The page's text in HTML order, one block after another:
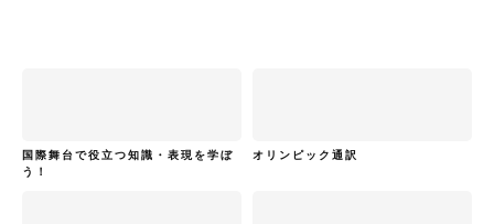
国際舞台で役立つ知識・表現を学ぼ
う！
オリンピック通訳